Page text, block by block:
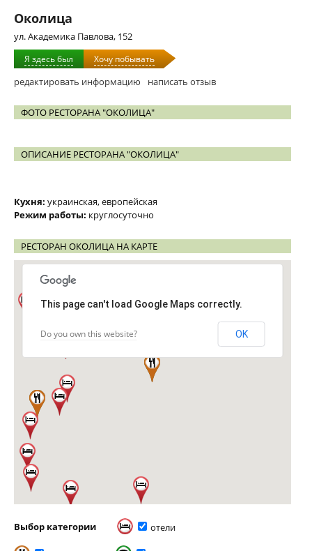
Околица
ул. Академика Павлова, 152
Я здесь был Хочу побывать
редактировать информацию написать отзыв
ФОТО РЕСТОРАНА "ОКОЛИЦА"
ОПИСАНИЕ РЕСТОРАНА "ОКОЛИЦА"
Кухня: украинская, европейская
Режим работы: круглосуточно
РЕСТОРАН ОКОЛИЦА НА КАРТЕ
This page can't load Google Maps correctly.
Do you own this website? OK
Выбор категории отели